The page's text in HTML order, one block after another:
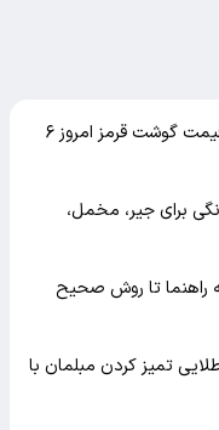
گوشت خورشتی کیلویی چند ؟! + لیست قیمت گوشت قرمز امروز ۶
برای جیر، مخمل،
راهنما تا روش صحیح
تمیز کردن مبلمان با